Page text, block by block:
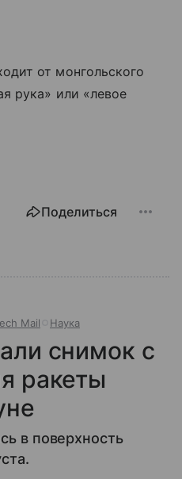
от монгольского
рука» или «левое
Поделиться
Mail Наука
снимок с
ракеты
в поверхность